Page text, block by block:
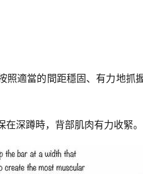
照適當的間距穩固、有力地
深蹲時，背部肌肉有力收緊。